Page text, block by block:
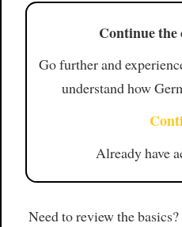
Continue the
Go further and
understand how
Already have
Need to review the